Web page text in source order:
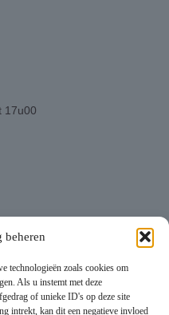
beheren
technologieën zoals cookies om
Als u instemt met deze
of unieke ID's op deze site
intrekt, kan dit een negatieve invloed
17u00